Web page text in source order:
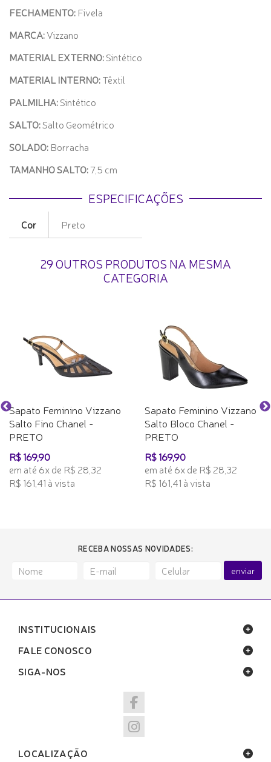
FECHAMENTO: Fivela
MARCA:Vizzano
MATERIAL EXTERNO:Sintético
MATERIAL INTERNO:Têxtil
PALMILHA:Sintético
SALTO:Salto Geométrico
SOLADO: Borracha
TAMANHO SALTO:7,5 cm
ESPECIFICAÇÕES
Cor Preto
29 OUTROS PRODUTOS NA MESMA
CATEGORIA
Sapato Feminino Vizzano
Salto Fino Chanel -
PRETO
R$ 169,90
em até 6x de R$ 28,32
R$ 161,41 à vista
Sapato Feminino Vizzano
Salto Bloco Chanel -
PRETO
R$ 169,90
em até 6x de R$ 28,32
R$ 161,41 à vista
RECEBA NOSSAS NOVIDADES:
enviar
INSTITUCIONAIS
FALE CONOSCO
SIGA-NOS
LOCALIZAÇÃO